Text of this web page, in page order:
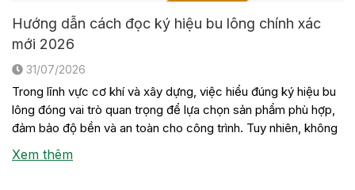
Hướng dẫn cách đọc ký hiệu bu lông chính xác
mới 2026
31/07/2026
Trong lĩnh vực cơ khí và xây dựng, việc hiểu đúng ký hiệu bu
lông đóng vai trò quan trọng để lựa chọn sản phẩm phù hợp,
đảm bảo độ bền và an toàn cho công trình. Tuy nhiên, không
phải ai cũng nắm rõ ý nghĩa của các con số, chữ cái hay tiêu
[…]
Xem thêm